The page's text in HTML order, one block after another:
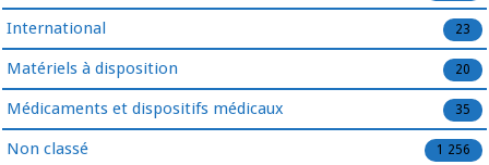
International 23
Matériels à disposition 20
Médicaments et dispositifs médicaux 35
Non classé 1 256